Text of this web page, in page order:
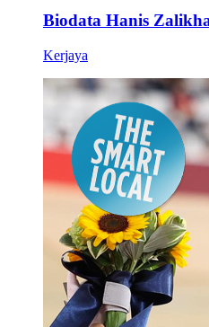
Biodata Hanis
Kerjaya